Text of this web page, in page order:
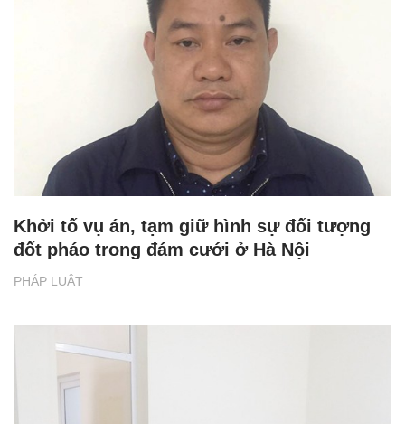
PHÁP LUẬT
Khởi tố vụ án, tạm giữ hình sự đối tượng
đốt pháo trong đám cưới ở Hà Nội